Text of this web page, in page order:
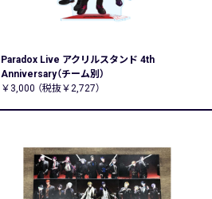
Paradox Live アクリルスタンド 4th
Anniversary（チーム別）
￥3,000 （税抜￥2,727）